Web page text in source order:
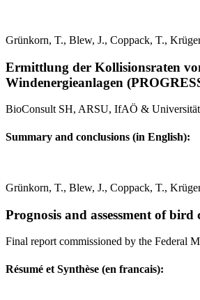
Grünkorn, T., Blew, J., Coppack, T.,
Ermittlung der Kollisionsraten
Windenergieanlagen
BioConsult SH, ARSU, IfAÖ &
Summary and conclusions (in English):
Grünkorn, T., Blew, J., Coppack, T.,
Prognosis and assessment of
Final report commissioned by the Federal
Résumé et Synthèse (en francais):